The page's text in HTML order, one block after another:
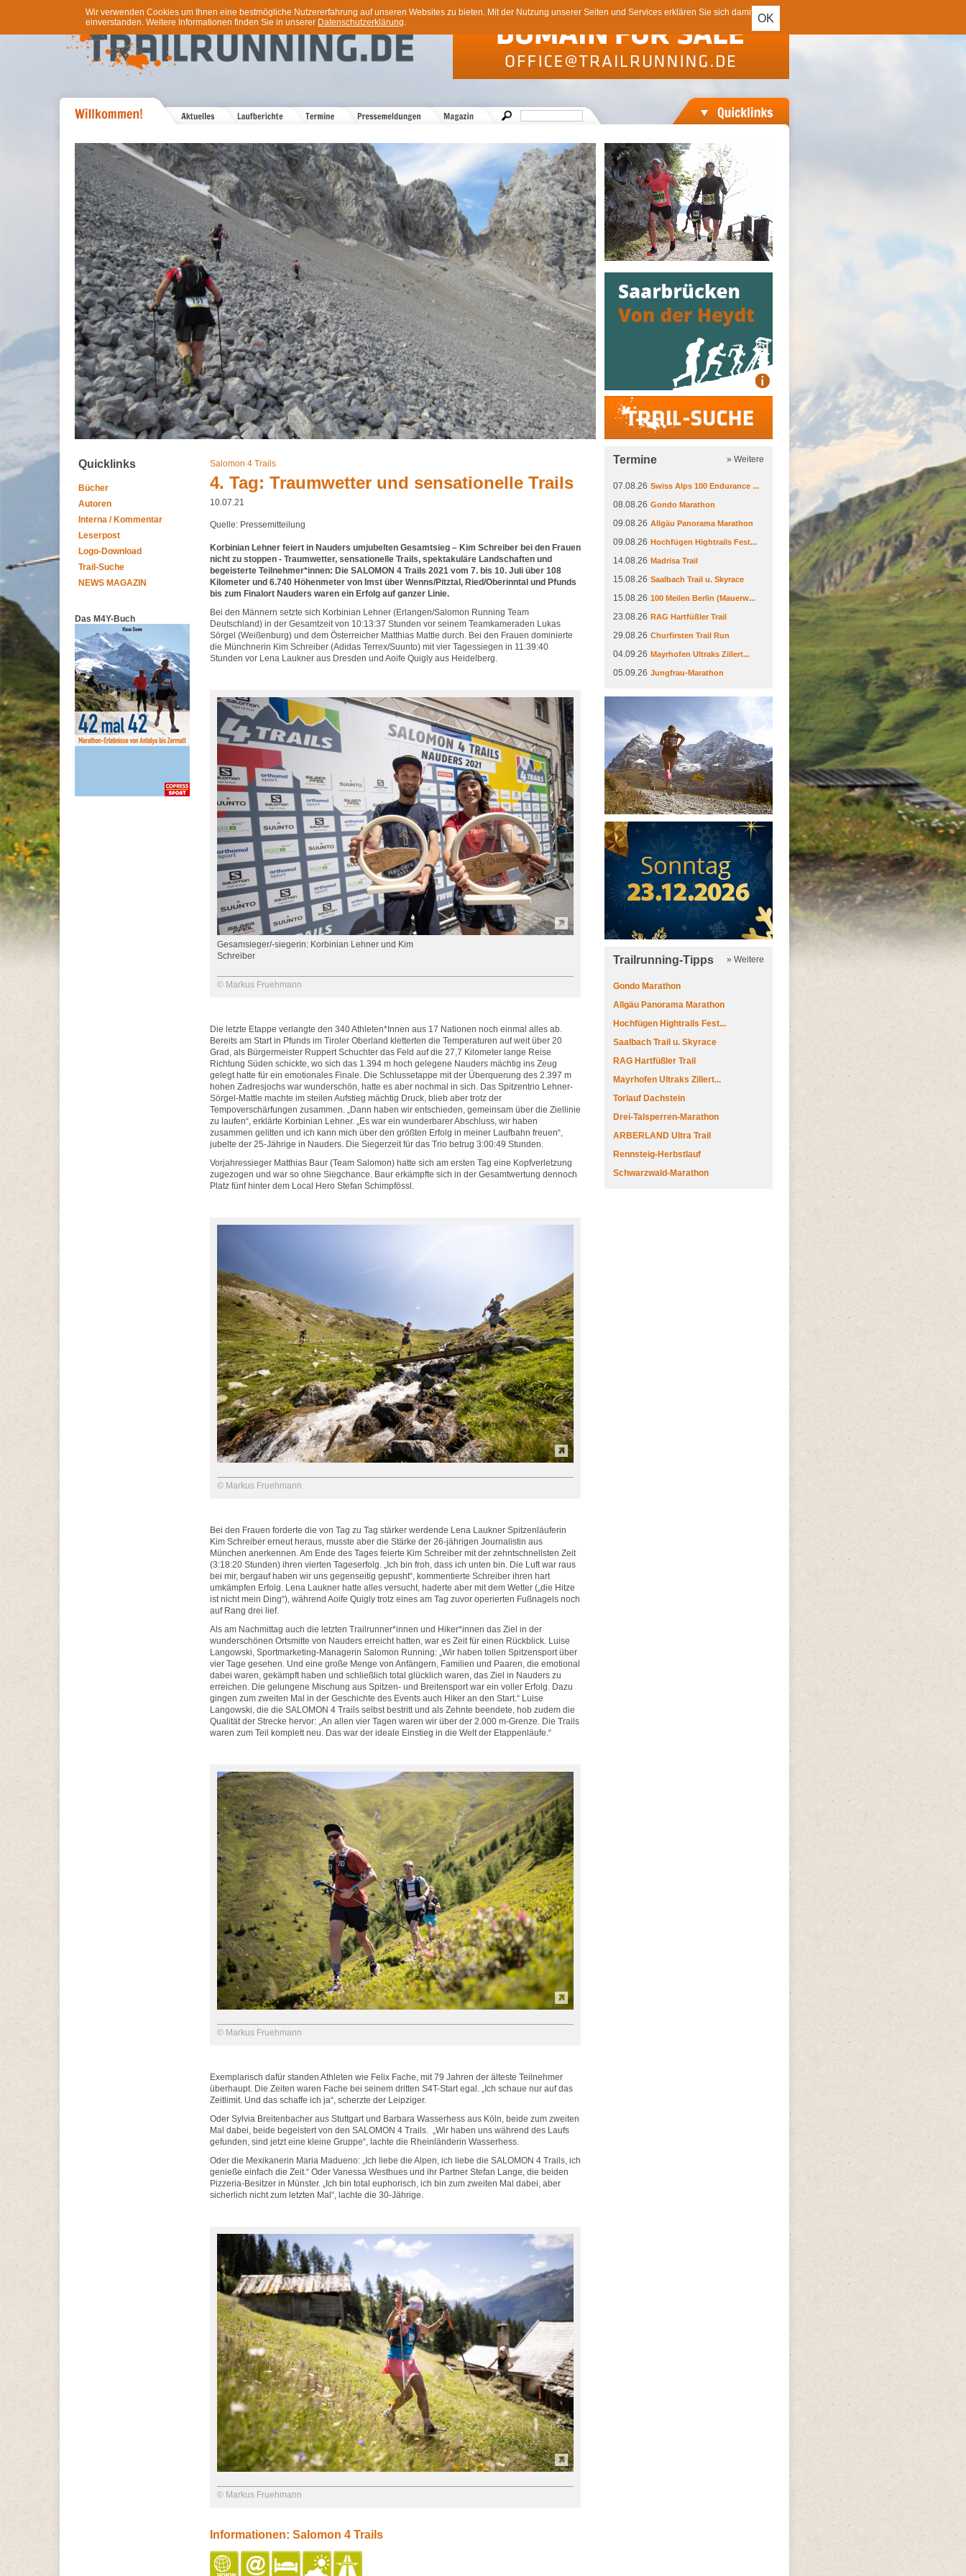
OK
Wir verwenden Cookies um Ihnen eine bestmögliche Nutzererfahrung auf unseren Websites zu bieten. Mit der Nutzung unserer Seiten und Services erklären Sie sich damit
einverstanden. Weitere Informationen finden Sie in unserer Datenschutzerklärung.
Trail-Suche
Quicklinks
Bücher
Autoren
Interna / Kommentar
Leserpost
Logo-Download
Trail-Suche
NEWS MAGAZIN
Das M4Y-Buch
Salomon 4 Trails
4. Tag: Traumwetter und sensationelle Trails
10.07.21
Quelle: Pressemitteilung
Korbinian Lehner feiert in Nauders umjubelten Gesamtsieg – Kim Schreiber bei den Frauen
nicht zu stoppen - Traumwetter, sensationelle Trails, spektakuläre Landschaften und
begeisterte Teilnehmer*innen: Die SALOMON 4 Trails 2021 vom 7. bis 10. Juli über 108
Kilometer und 6.740 Höhenmeter von Imst über Wenns/Pitztal, Ried/Oberinntal und Pfunds
bis zum Finalort Nauders waren ein Erfolg auf ganzer Linie.
Bei den Männern setzte sich Korbinian Lehner (Erlangen/Salomon Running Team
Deutschland) in der Gesamtzeit von 10:13:37 Stunden vor seinem Teamkameraden Lukas
Sörgel (Weißenburg) und dem Österreicher Matthias Mattle durch. Bei den Frauen dominierte
die Münchnerin Kim Schreiber (Adidas Terrex/Suunto) mit vier Tagessiegen in 11:39:40
Stunden vor Lena Laukner aus Dresden und Aoife Quigly aus Heidelberg.
Gesamsieger/-siegerin: Korbinian Lehner und Kim
Schreiber
© Markus Fruehmann
Die letzte Etappe verlangte den 340 Athleten*Innen aus 17 Nationen noch einmal alles ab.
Bereits am Start in Pfunds im Tiroler Oberland kletterten die Temperaturen auf weit über 20
Grad, als Bürgermeister Ruppert Schuchter das Feld auf die 27,7 Kilometer lange Reise
Richtung Süden schickte, wo sich das 1.394 m hoch gelegene Nauders mächtig ins Zeug
gelegt hatte für ein emotionales Finale. Die Schlussetappe mit der Überquerung des 2.397 m
hohen Zadresjochs war wunderschön, hatte es aber nochmal in sich. Das Spitzentrio Lehner-
Sörgel-Mattle machte im steilen Aufstieg mächtig Druck, blieb aber trotz der
Tempoverschärfungen zusammen. „Dann haben wir entschieden, gemeinsam über die Ziellinie
zu laufen“, erklärte Korbinian Lehner. „Es war ein wunderbarer Abschluss, wir haben
zusammen gelitten und ich kann mich über den größten Erfolg in meiner Laufbahn freuen“,
jubelte der 25-Jährige in Nauders. Die Siegerzeit für das Trio betrug 3:00:49 Stunden.
Vorjahressieger Matthias Baur (Team Salomon) hatte sich am ersten Tag eine Kopfverletzung
zugezogen und war so ohne Siegchance. Baur erkämpfte sich in der Gesamtwertung dennoch
Platz fünf hinter dem Local Hero Stefan Schimpfössl.
© Markus Fruehmann
Bei den Frauen forderte die von Tag zu Tag stärker werdende Lena Laukner Spitzenläuferin
Kim Schreiber erneut heraus, musste aber die Stärke der 26-jährigen Journalistin aus
München anerkennen. Am Ende des Tages feierte Kim Schreiber mit der zehntschnellsten Zeit
(3:18:20 Stunden) ihren vierten Tageserfolg. „Ich bin froh, dass ich unten bin. Die Luft war raus
bei mir, bergauf haben wir uns gegenseitig gepusht“, kommentierte Schreiber ihren hart
umkämpfen Erfolg. Lena Laukner hatte alles versucht, haderte aber mit dem Wetter („die Hitze
ist nicht mein Ding“), während Aoife Quigly trotz eines am Tag zuvor operierten Fußnagels noch
auf Rang drei lief.
Als am Nachmittag auch die letzten Trailrunner*innen und Hiker*innen das Ziel in der
wunderschönen Ortsmitte von Nauders erreicht hatten, war es Zeit für einen Rückblick. Luise
Langowski, Sportmarketing-Managerin Salomon Running: „Wir haben tollen Spitzensport über
vier Tage gesehen. Und eine große Menge von Anfängern, Familien und Paaren, die emotional
dabei waren, gekämpft haben und schließlich total glücklich waren, das Ziel in Nauders zu
erreichen. Die gelungene Mischung aus Spitzen- und Breitensport war ein voller Erfolg. Dazu
gingen zum zweiten Mal in der Geschichte des Events auch Hiker an den Start.“ Luise
Langowski, die die SALOMON 4 Trails selbst bestritt und als Zehnte beendete, hob zudem die
Qualität der Strecke hervor: „An allen vier Tagen waren wir über der 2.000 m-Grenze. Die Trails
waren zum Teil komplett neu. Das war der ideale Einstieg in die Welt der Etappenläufe.“
© Markus Fruehmann
Exemplarisch dafür standen Athleten wie Felix Fache, mit 79 Jahren der älteste Teilnehmer
überhaupt. Die Zeiten waren Fache bei seinem dritten S4T-Start egal. „Ich schaue nur auf das
Zeitlimit. Und das schaffe ich ja“, scherzte der Leipziger.
Oder Sylvia Breitenbacher aus Stuttgart und Barbara Wasserhess aus Köln, beide zum zweiten
Mal dabei, beide begeistert von den SALOMON 4 Trails. „Wir haben uns während des Laufs
gefunden, sind jetzt eine kleine Gruppe“, lachte die Rheinländerin Wasserhess.
Oder die Mexikanerin Maria Madueno: „Ich liebe die Alpen, ich liebe die SALOMON 4 Trails, ich
genieße einfach die Zeit.“ Oder Vanessa Westhues und ihr Partner Stefan Lange, die beiden
Pizzeria-Besitzer in Münster. „Ich bin total euphorisch, ich bin zum zweiten Mal dabei, aber
sicherlich nicht zum letzten Mal“, lachte die 30-Jährige.
© Markus Fruehmann
Informationen: Salomon 4 Trails
Termine » Weitere
07.08.26 Swiss Alps 100 Endurance ...
08.08.26 Gondo Marathon
09.08.26 Allgäu Panorama Marathon
09.08.26 Hochfügen Hightrails Fest...
14.08.26 Madrisa Trail
15.08.26 Saalbach Trail u. Skyrace
15.08.26 100 Meilen Berlin (Mauerw...
23.08.26 RAG Hartfüßler Trail
29.08.26 Churfirsten Trail Run
04.09.26 Mayrhofen Ultraks Zillert...
05.09.26 Jungfrau-Marathon
Trailrunning-Tipps » Weitere
Gondo Marathon
Allgäu Panorama Marathon
Hochfügen Hightrails Fest...
Saalbach Trail u. Skyrace
RAG Hartfüßler Trail
Mayrhofen Ultraks Zillert...
Torlauf Dachstein
Drei-Talsperren-Marathon
ARBERLAND Ultra Trail
Rennsteig-Herbstlauf
Schwarzwald-Marathon